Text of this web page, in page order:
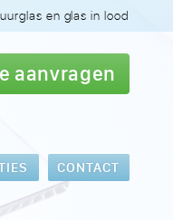
aanvragen
en glas in lood
CONTACT